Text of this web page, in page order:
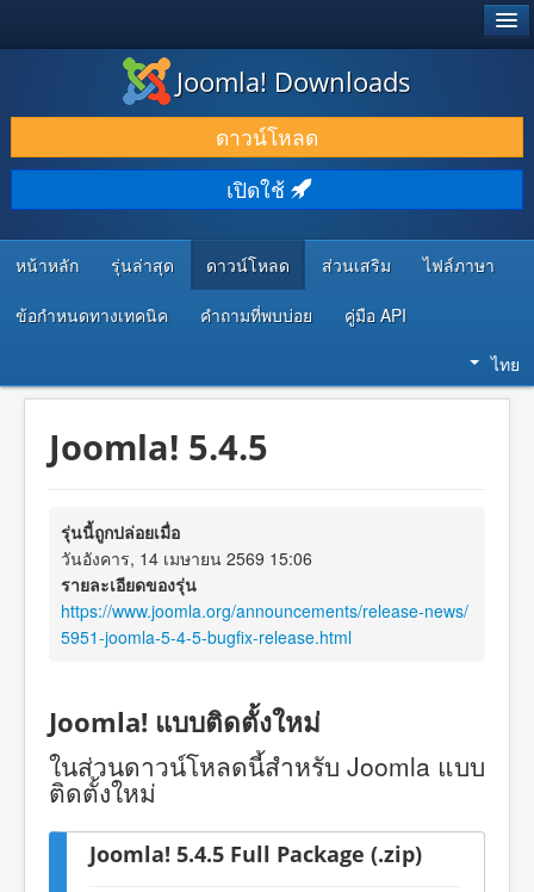
ดาวน์โหลด & ส่วนเสริม
ค้นคว้า & เรียนรู้
ชุมชน & สนับสนุน
ทรัพยากรสำหรับนักพัฒนา
Joomla! Downloads
ดาวน์โหลด
เปิดใช้
หน้าหลัก รุ่นล่าสุด ดาวน์โหลด ส่วนเสริม ไฟล์ภาษา
ข้อกำหนดทางเทคนิค คำถามที่พบบ่อย คู่มือ API
ไทย
Joomla! 5.4.5
รุ่นนี้ถูกปล่อยเมื่อ
วันอังคาร, 14 เมษายน 2569 15:06
รายละเอียดของรุ่น
https://www.joomla.org/announcements/release-news/
5951-joomla-5-4-5-bugfix-release.html
Joomla! แบบติดตั้งใหม่
ในส่วนดาวน์โหลดนี้สำหรับ Joomla แบบ
ติดตั้งใหม่
Joomla! 5.4.5 Full Package (.zip)